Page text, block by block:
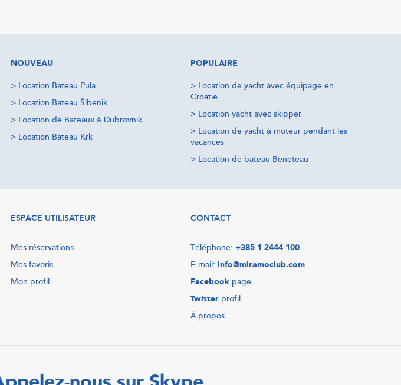
NOUVEAU
> Location Bateau Pula
> Location Bateau Šibenik
> Location de Bateaux à Dubrovnik
> Location Bateau Krk
POPULAIRE
> Location de yacht avec équipage en
Croatie
> Location yacht avec skipper
> Location de yacht à moteur pendant les
vacances
> Location de bateau Beneteau
ESPACE UTILISATEUR
Mes réservations
Mes favoris
Mon profil
CONTACT
Téléphone: +385 1 2444 100
E-mail: info@miramoclub.com
Facebook page
Twitter profil
À propos